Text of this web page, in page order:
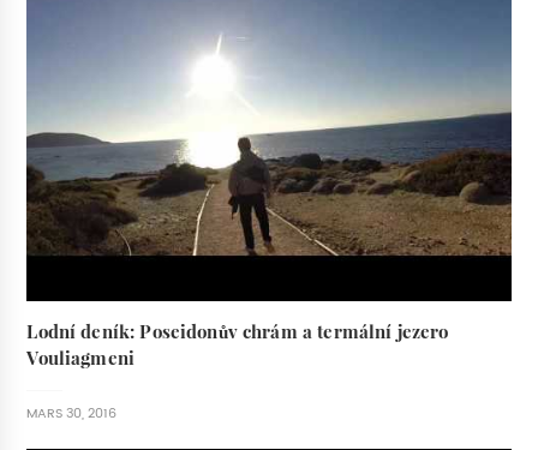
Lodní deník: Poseidonův chrám a termální jezero
Vouliagmeni
MARS 30, 2016